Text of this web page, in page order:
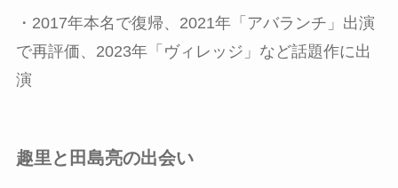
・2017年本名で復帰、2021年「アバランチ」出演
で再評価、2023年「ヴィレッジ」など話題作に出
演
趣里と田島亮の出会い